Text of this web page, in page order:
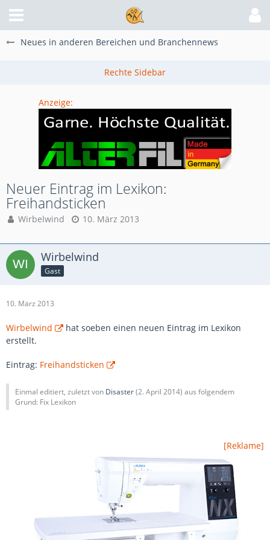
Neues in anderen Bereichen und Branchennews
Anzeige:
Neuer Eintrag im Lexikon:
Freihandsticken
Wirbelwind 10. März 2013
Wirbelwind
Gast
10. März 2013
Wirbelwind
hat soeben einen neuen Eintrag im Lexikon
erstellt.
Eintrag: Freihandsticken
Einmal editiert, zuletzt von Disaster(2. April 2014) aus folgendem
Grund: Fix Lexikon
[Reklame]